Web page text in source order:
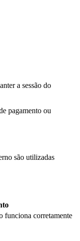
a sessão do
pagamento ou
são utilizadas
funciona corretamente